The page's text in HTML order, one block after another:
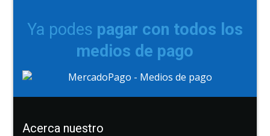
Ya podes pagar con todos los
medios de pago
Acerca nuestro